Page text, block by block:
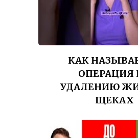
КАК
ОПЕРАЦИЯ
УДАЛЕНИЮ
ЩЕКАХ